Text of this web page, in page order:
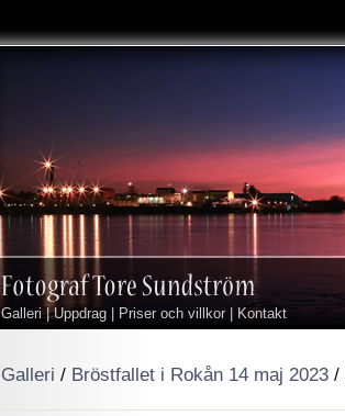
Galleri|Uppdrag Priser och villkor| Kontakt
Galleri / Bröstfallet i Rokån 14 maj 2023 /